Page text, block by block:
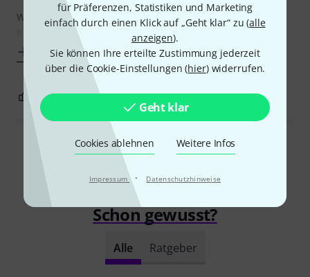
für Präferenzen, Statistiken und Marketing
einfach durch einen Klick auf „Geht klar“ zu (alle
anzeigen).
Sie können Ihre erteilte Zustimmung jederzeit
über die Cookie-Einstellungen (hier) widerrufen.
Geht klar
Cookies ablehnen Weitere Infos
Impressum · Datenschutzhinweise
Was ich aber nicht verstehe, ist, was sich GEWA bei der
Mehr anzeigen
2 BEWERTUNG MELDEN
Alle Bewertungen lesen
Schon gewusst?
Alle Ratgeber